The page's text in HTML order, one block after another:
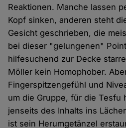
Reaktionen. Manche lassen
Kopf sinken, anderen steht
Gesicht geschrieben, die
bei dieser "gelungenen"
hilfesuchend zur Decke
Möller kein Homophober.
Fingerspitzengefühl und
um die Gruppe, für die Tesfu
jenseits des Inhalts ins
ist sein Herumgetänzel